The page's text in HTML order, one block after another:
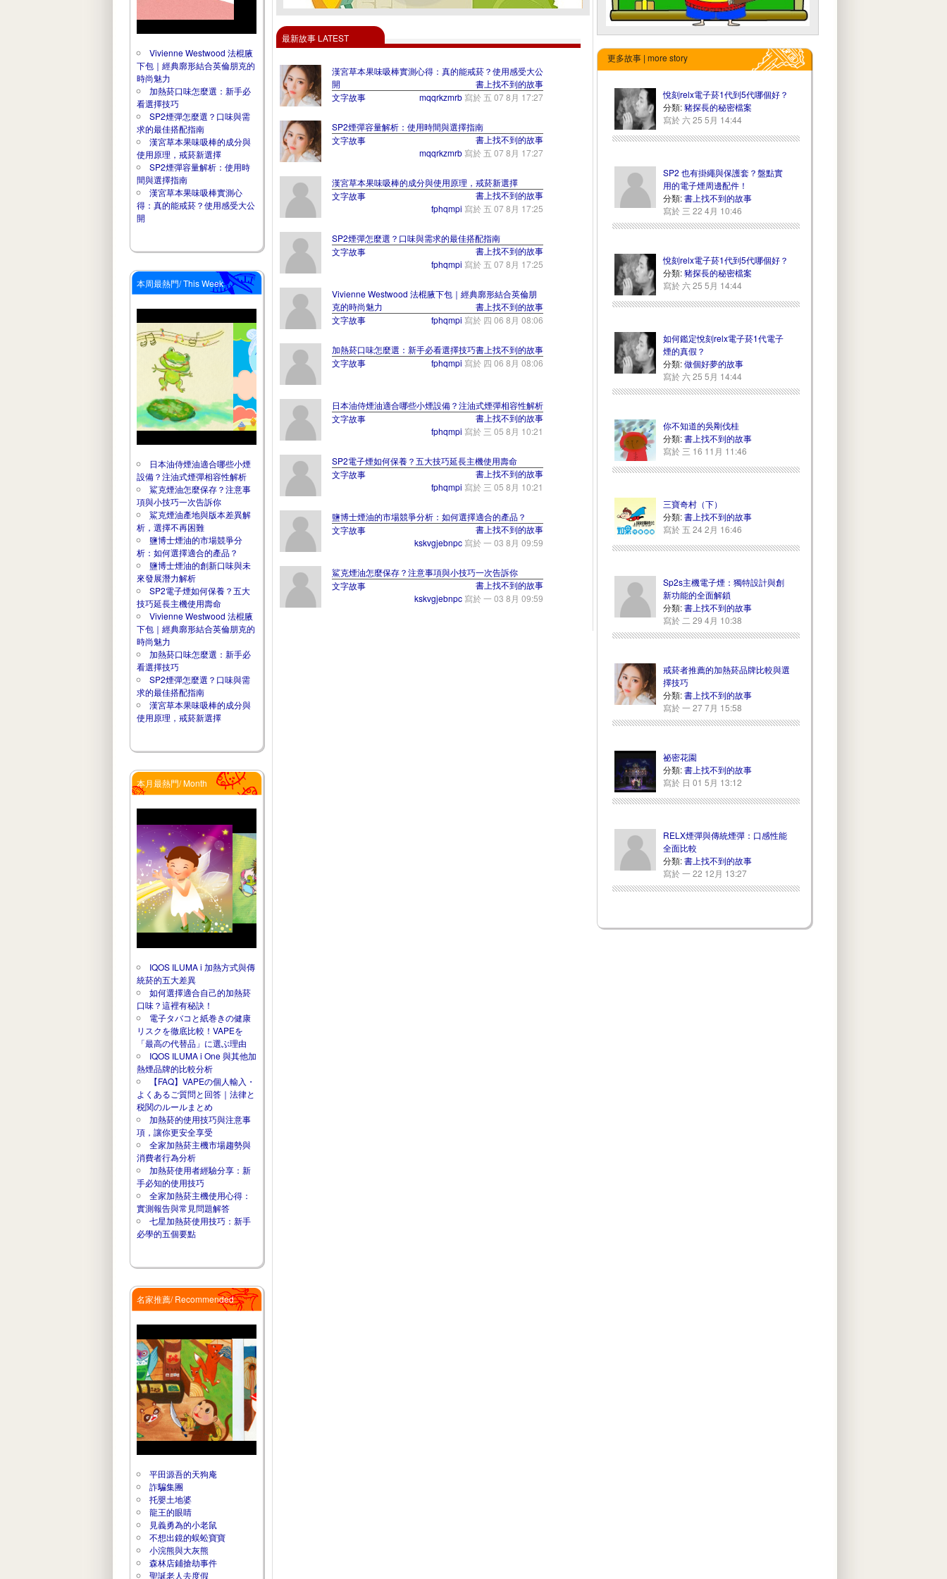
Vivienne Westwood 法棍腋
下包｜經典廓形結合英倫朋克的
時尚魅力
加熱菸口味怎麼選：新手必
看選擇技巧
SP2煙彈怎麼選？口味與需
求的最佳搭配指南
漢宮草本果味吸棒的成分與
使用原理，戒菸新選擇
SP2煙彈容量解析：使用時
間與選擇指南
漢宮草本果味吸棒實測心
得：真的能戒菸？使用感受大公
開
本周最熱門/ This Week
日本油侍煙油適合哪些小煙
設備？注油式煙彈相容性解析
鯊克煙油怎麼保存？注意事
項與小技巧一次告訴你
鯊克煙油產地與版本差異解
析，選擇不再困難
鹽博士煙油的市場競爭分
析：如何選擇適合的產品？
鹽博士煙油的創新口味與未
來發展潛力解析
SP2電子煙如何保養？五大
技巧延長主機使用壽命
Vivienne Westwood 法棍腋
下包｜經典廓形結合英倫朋克的
時尚魅力
加熱菸口味怎麼選：新手必
看選擇技巧
SP2煙彈怎麼選？口味與需
求的最佳搭配指南
漢宮草本果味吸棒的成分與
使用原理，戒菸新選擇
本月最熱門/ Month
IQOS ILUMA i 加熱方式與傳
統菸的五大差異
如何選擇適合自己的加熱菸
口味？這裡有秘訣！
電子タバコと紙巻きの健康
リスクを徹底比較！VAPEを
「最高の代替品」に選ぶ理由
IQOS ILUMA i One 與其他加
熱煙品牌的比較分析
【FAQ】VAPEの個人輸入・
よくあるご質問と回答｜法律と
税関のルールまとめ
加熱菸的使用技巧與注意事
項，讓你更安全享受
全家加熱菸主機市場趨勢與
消費者行為分析
加熱菸使用者經驗分享：新
手必知的使用技巧
全家加熱菸主機使用心得：
實測報告與常見問題解答
七星加熱菸使用技巧：新手
必學的五個要點
名家推薦/ Recommended
平田源吾的天狗庵
詐騙集團
托嬰土地婆
龍王的眼睛
見義勇為的小老鼠
不想出鏡的蜈蚣寶寶
小浣熊與大灰熊
森林店鋪搶劫事件
聖誕老人去度假
最新故事 LATEST
漢宮草本果味吸棒實測心得：真的能戒菸？使用感受大公
開
書上找不到的故事
文字故事
mqqrkzmrb 寫於 五 07 8月 17:27
SP2煙彈容量解析：使用時間與選擇指南
書上找不到的故事
文字故事
mqqrkzmrb 寫於 五 07 8月 17:27
漢宮草本果味吸棒的成分與使用原理，戒菸新選擇
書上找不到的故事
文字故事
fphqmpi 寫於 五 07 8月 17:25
SP2煙彈怎麼選？口味與需求的最佳搭配指南
書上找不到的故事
文字故事
fphqmpi 寫於 五 07 8月 17:25
Vivienne Westwood 法棍腋下包｜經典廓形結合英倫朋
克的時尚魅力
書上找不到的故事
文字故事
fphqmpi 寫於 四 06 8月 08:06
加熱菸口味怎麼選：新手必看選擇技巧書上找不到的故事
文字故事
fphqmpi 寫於 四 06 8月 08:06
日本油侍煙油適合哪些小煙設備？注油式煙彈相容性解析
書上找不到的故事
文字故事
fphqmpi 寫於 三 05 8月 10:21
SP2電子煙如何保養？五大技巧延長主機使用壽命
書上找不到的故事
文字故事
fphqmpi 寫於 三 05 8月 10:21
鹽博士煙油的市場競爭分析：如何選擇適合的產品？
書上找不到的故事
文字故事
kskvgjebnpc 寫於一 03 8月 09:59
鯊克煙油怎麼保存？注意事項與小技巧一次告訴你
書上找不到的故事
文字故事
kskvgjebnpc 寫於一 03 8月 09:59
更多故事 | more story
悅刻relx電子菸1代到5代哪個好？
分類:豬探長的秘密檔案
寫於 六 25 5月 14:44
SP2 也有掛繩與保護套？盤點實
用的電子煙周邊配件！
分類:書上找不到的故事
寫於 三 22 4月 10:46
悅刻relx電子菸1代到5代哪個好？
分類:豬探長的秘密檔案
寫於 六 25 5月 14:44
如何鑑定悅刻relx電子菸1代電子
煙的真假？
分類:做個好夢的故事
寫於 六 25 5月 14:44
你不知道的吳剛伐桂
分類:書上找不到的故事
寫於 三 16 11月 11:46
三寶奇村（下）
分類:書上找不到的故事
寫於 五 24 2月 16:46
Sp2s主機電子煙：獨特設計與創
新功能的全面解鎖
分類:書上找不到的故事
寫於 二 29 4月 10:38
戒菸者推薦的加熱菸品牌比較與選
擇技巧
分類:書上找不到的故事
寫於 一 27 7月 15:58
祕密花園
分類:書上找不到的故事
寫於 日 01 5月 13:12
RELX煙彈與傳統煙彈：口感性能
全面比較
分類:書上找不到的故事
寫於 一 22 12月 13:27